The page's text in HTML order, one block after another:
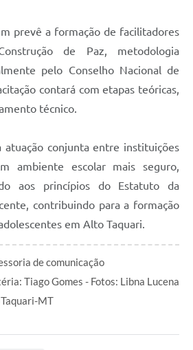
prevê a formação de facilitadores
de Paz, metodologia
pelo Conselho Nacional de
contará com etapas teóricas,
técnico.
atuação conjunta entre instituições
ambiente escolar mais seguro,
aos princípios do Estatuto da
contribuindo para a formação
em Alto Taquari.
de comunicação
Tiago Gomes - Fotos: Libna Lucena
MT